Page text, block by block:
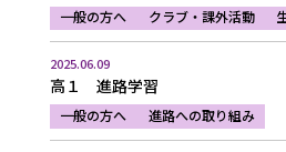
一般の方へ クラブ・課外活動
2025.06.09
高１ 進路学習
一般の方へ 進路への取り組み